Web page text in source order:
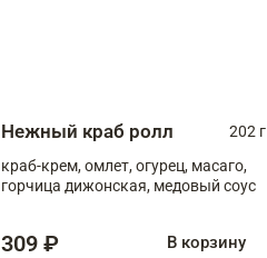
Нежный краб ролл
202 г
краб-крем, омлет, огурец, масаго,
горчица дижонская, медовый соус
309 ₽ В корзину